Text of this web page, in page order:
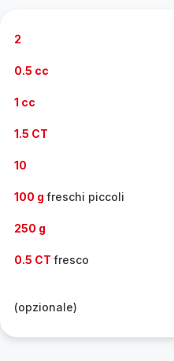
2
0.5 cc
1 cc
1.5 CT
10
100 g freschi piccoli
250 g
0.5 CT fresco
(opzionale)